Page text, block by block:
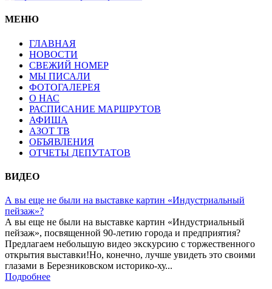
МЕНЮ
ГЛАВНАЯ
НОВОСТИ
СВЕЖИЙ НОМЕР
МЫ ПИСАЛИ
ФОТОГАЛЕРЕЯ
О НАС
РАСПИСАНИЕ МАРШРУТОВ
АФИША
АЗОТ ТВ
ОБЪЯВЛЕНИЯ
ОТЧЕТЫ ДЕПУТАТОВ
ВИДЕО
А вы еще не были на выставке картин «Индустриальный
пейзаж»?
А вы еще не были на выставке картин «Индустриальный
пейзаж», посвященной 90-летию города и предприятия?
Предлагаем небольшую видео экскурсию с торжественного
открытия выставки!Но, конечно, лучше увидеть это своими
глазами в Березниковском историко-ху...
Подробнее